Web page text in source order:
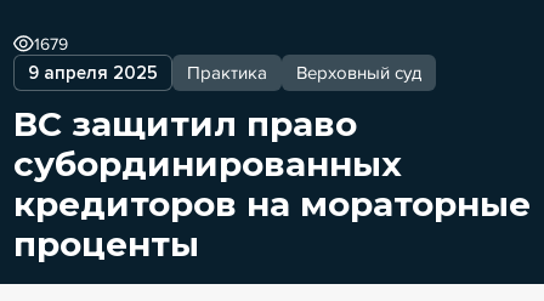
9 апреля 2025 Практика Верховный суд
1679
ВС защитил право
субординированных
кредиторов на мораторные
проценты